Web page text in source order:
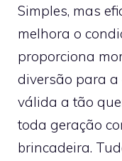
Simples, mas
melhora o
proporciona
diversão para a
válida a tão
toda geração
brincadeira.